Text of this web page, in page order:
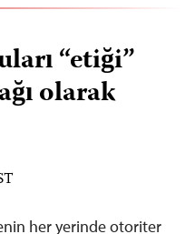
“etiği”
olarak
her yerinde otoriter